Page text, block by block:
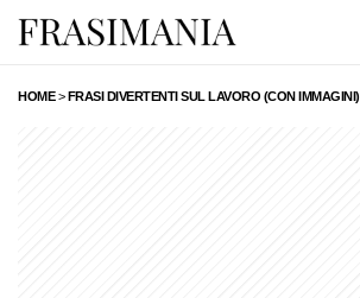
HOME>FRASI DIVERTENTI SUL LAVORO (CON IMMAGINI)